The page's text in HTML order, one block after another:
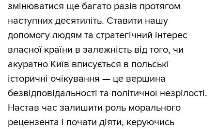
змінюватися ще багато разів протягом
наступних десятиліть. Ставити нашу
допомогу людям та стратегічний інтерес
власної країни в залежність від того, чи
акуратно Київ вписується в польські
історичні очікування — це вершина
безвідповідальності та політичної незрілості.
Настав час залишити роль морального
рецензента і почати діяти, керуючись